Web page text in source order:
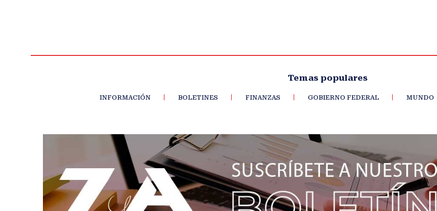
Temas populares
INFORMACIÓN BOLETINES FINANZAS GOBIERNO FEDERAL MUNDO